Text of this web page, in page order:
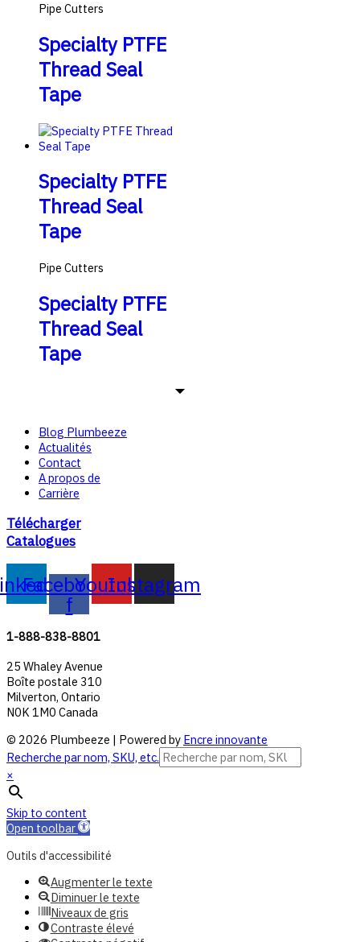
Pipe Cutters
Specialty PTFE
Thread Seal
Tape
Specialty PTFE
Thread Seal
Tape
Pipe Cutters
Specialty PTFE
Thread Seal
Tape
Blog Plumbeeze
Actualités
Contact
A propos de
Carrière
Télécharger
Catalogues
Facebook-
f
Youtube
Instagram
1-888-838-8801
25 Whaley Avenue
Boîte postale 310
Milverton, Ontario
N0K 1M0 Canada
© 2026 Plumbeeze | Powered by Encre innovante
Recherche par nom, SKU, etc.
×
Skip to content
Open toolbar
Outils d'accessibilité
Augmenter le texte
Diminuer le texte
Niveaux de gris
Contraste élevé